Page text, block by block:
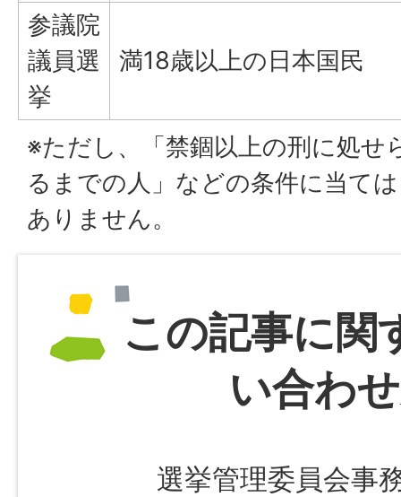
参議院
議員選
挙
満18歳以上の日本国民
※ただし、「禁錮以上の刑に処せ
るまでの人」などの条件に当て
ありません。
この記事に関
い合わ
選挙管理委員会事